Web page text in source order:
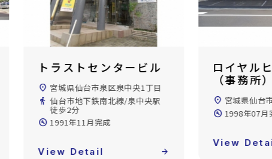
ロイヤルヒルズ泉ヶ丘
（事務所）
location_on 宮城県仙台市泉区泉ケ丘2丁目
1998年07月完成
アクティ
丘A10
location_on 宮城県仙台
directions_walk 仙台市地下